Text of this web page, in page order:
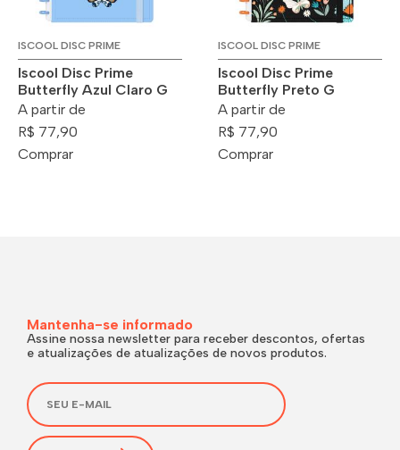
ISCOOL DISC PRIME
Iscool Disc Prime
Butterfly Azul Claro G
A partir de
R$ 77,90
Comprar
ISCOOL DISC PRIME
Iscool Disc Prime
Butterfly Preto G
A partir de
R$ 77,90
Comprar
Mantenha-se informado
Assine nossa newsletter para receber descontos, ofertas
e atualizações de atualizações de novos produtos.